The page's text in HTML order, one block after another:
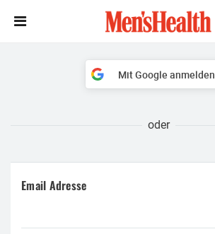
Mit Google anmelden
Email Adresse